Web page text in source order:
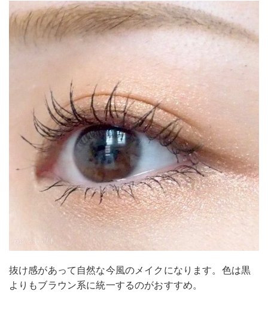
抜け感があって自然な今風のメイクになります。色は黒
よりもブラウン系に統一するのがおすすめ。